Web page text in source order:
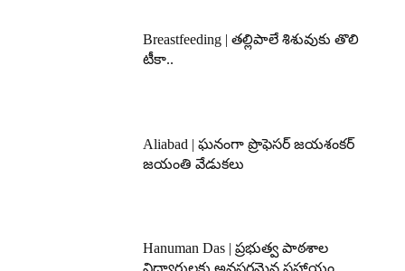
Breastfeeding | తల్లిపాలే శిశువుకు తొలి
టీకా..
Aliabad | ఘనంగా ప్రొఫెసర్ జయశంకర్
జయంతి వేడుకలు
Hanuman Das | ప్రభుత్వ పాఠశాల